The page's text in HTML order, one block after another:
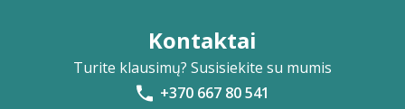
Kontaktai
Turite klausimų? Susisiekite su mumis
+370 667 80 541